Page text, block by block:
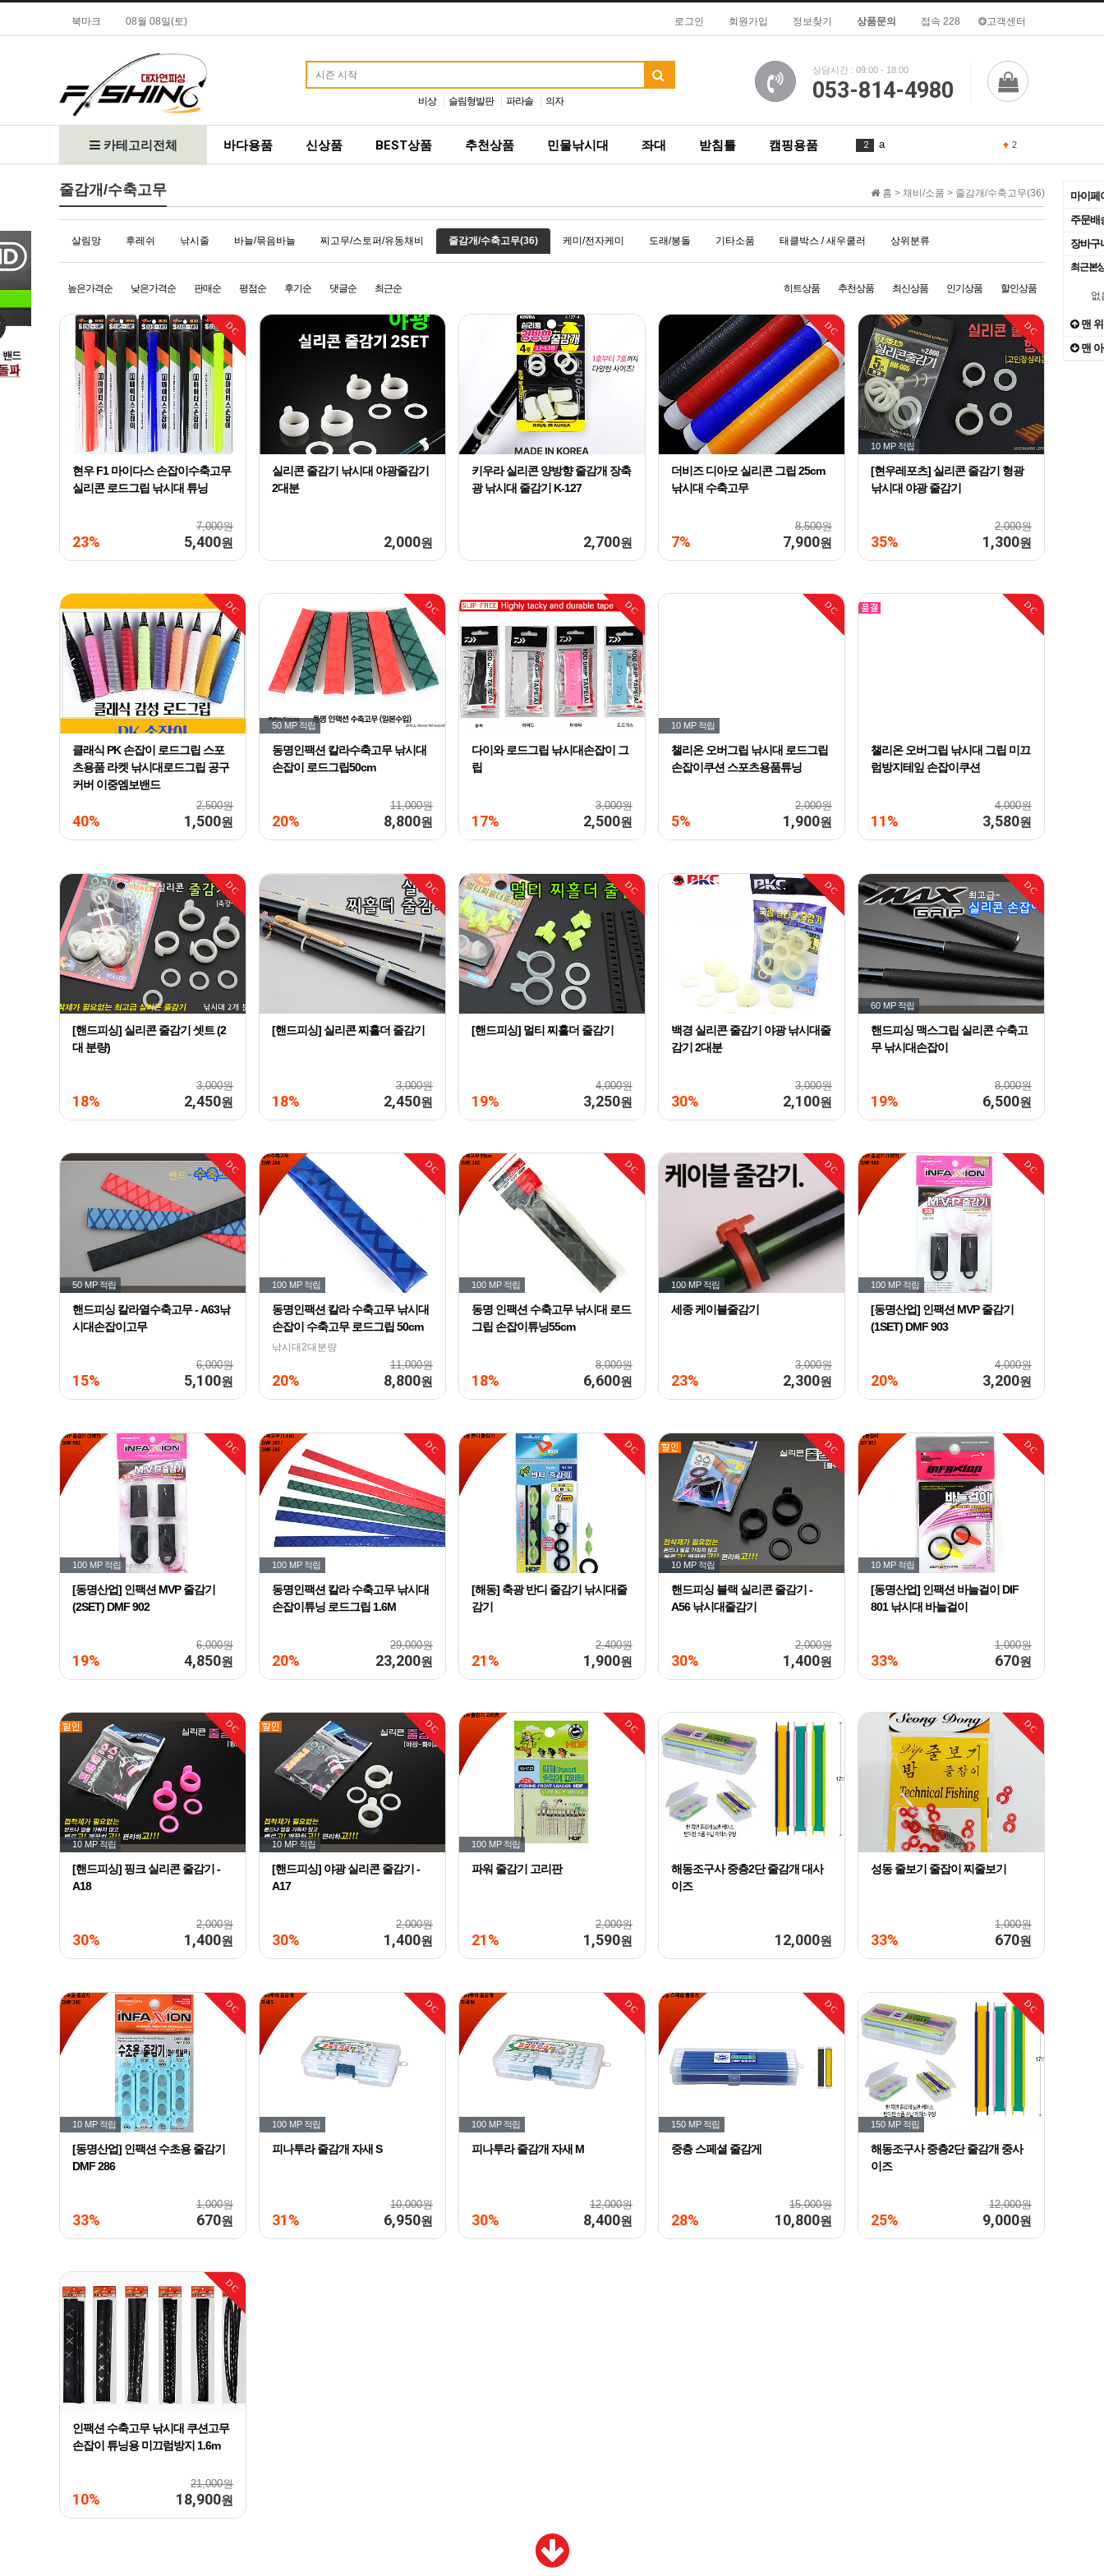
북마크 08월 08일(토) 로그인 회원가입 정보찾기 상품문의 접속 228 고객센터
비상 슬림형발판 파라솔 의자
상담시간 : 09:00 - 18:00
053-814-4980
2
2 a
5
1
6
7 1
8 De
9 What
10 AND
1 The
카테고리전체 바다용품 신상품 BEST상품 추천상품 민물낚시대 좌대 받침틀 캠핑용품
마이페
주문배
장바구
최근본
없
맨
맨
홈 > 채비/소품 > 줄감개/수축고무(36)
줄감개/수축고무
살림망 후레쉬 낚시줄 바늘/묶음바늘 찌고무/스토퍼/유동채비 줄감개/수축고무(36) 케미/전자케미 도래/봉돌 기타소품 태클박스 / 새우쿨러 상위분류
높은가격순 낮은가격순 판매순 평점순 후기순 댓글순 최근순 히트상품 추천상품 최신상품 인기상품 할인상품
DC
현우 F1 마이다스 손잡이수축고무
실리콘 로드그립 낚시대 튜닝
7,000원
23% 5,400원
실리콘 줄감기 낚시대 야광줄감기
2대분
2,000원
키우라 실리콘 양방향 줄감개 장축
광 낚시대 줄감기 K-127
2,700원
DC
더비즈 디아모 실리콘 그립 25cm
낚시대 수축고무
8,500원
7% 7,900원
DC
10 MP 적립
[현우레포츠] 실리콘 줄감기 형광
낚시대 야광 줄감기
2,000원
35% 1,300원
DC
클래식 PK 손잡이 로드그립 스포
츠용품 라켓 낚시대로드그립 공구
커버 이중엠보밴드
2,500원
40% 1,500원
DC
50 MP 적립
동명인팩션 칼라수축고무 낚시대
손잡이 로드그립50cm
11,000원
20% 8,800원
DC
다이와 로드그립 낚시대손잡이 그
립
3,000원
17% 2,500원
DC
10 MP 적립
챌리온 오버그립 낚시대 로드그립
손잡이쿠션 스포츠용품튜닝
2,000원
5% 1,900원
DC
챌리온 오버그립 낚시대 그립 미끄
럼방지테잎 손잡이쿠션
4,000원
11% 3,580원
DC
[핸드피싱] 실리콘 줄감기 셋트 (2
대 분량)
3,000원
18% 2,450원
DC
[핸드피싱] 실리콘 찌홀더 줄감기
3,000원
18% 2,450원
DC
[핸드피싱] 멀티 찌홀더 줄감기
4,000원
19% 3,250원
DC
백경 실리콘 줄감기 야광 낚시대줄
감기 2대분
3,000원
30% 2,100원
DC
60 MP 적립
핸드피싱 맥스그립 실리콘 수축고
무 낚시대손잡이
8,000원
19% 6,500원
DC
50 MP적립
핸드피싱 칼라열수축고무 - A63낚
시대손잡이고무
6,000원
15% 5,100원
DC
100 MP 적립
동명인팩션 칼라 수축고무 낚시대
손잡이 수축고무 로드그립 50cm
낚시대2대분량
11,000원
20% 8,800원
DC
100 MP 적립
동명 인팩션 수축고무 낚시대 로드
그립 손잡이튜닝55cm
8,000원
18% 6,600원
DC
100 MP 적립
세종 케이블줄감기
3,000원
23% 2,300원
DC
100 MP 적립
[동명산업] 인팩션 MVP 줄감기
(1SET) DMF 903
4,000원
20% 3,200원
DC
100 MP 적립
[동명산업] 인팩션 MVP 줄감기
(2SET) DMF 902
6,000원
19% 4,850원
DC
100 MP 적립
동명인팩션 칼라 수축고무 낚시대
손잡이튜닝 로드그립 1.6M
29,000원
20% 23,200원
DC
[해동] 축광 반디 줄감기 낚시대줄
감기
2,400원
21% 1,900원
DC
10 MP 적립
핸드피싱 블랙 실리콘 줄감기 -
A56 낚시대줄감기
2,000원
30% 1,400원
DC
10 MP 적립
[동명산업] 인팩션 바늘걸이 DIF
801 낚시대 바늘걸이
1,000원
33% 670원
DC
10 MP적립
[핸드피싱] 핑크 실리콘 줄감기 -
A18
2,000원
30% 1,400원
DC
10 MP적립
[핸드피싱] 야광 실리콘 줄감기 -
A17
2,000원
30% 1,400원
DC
100 MP 적립
파워 줄감기 고리판
2,000원
21% 1,590원
해동조구사 중층2단 줄감개 대사
이즈
12,000원
DC
성동 줄보기 줄잡이 찌줄보기
1,000원
33% 670원
DC
10 MP 적립
[동명산업] 인팩션 수초용 줄감기
DMF 286
1,000원
33% 670원
DC
100 MP 적립
피나투라 줄감개 자새 S
10,000원
31% 6,950원
DC
100 MP 적립
피나투라 줄감개 자새 M
12,000원
30% 8,400원
DC
150 MP 적립
중층 스페셜 줄감게
15,000원
28% 10,800원
DC
150 MP 적립
해동조구사 중층2단 줄감개 중사
이즈
12,000원
25% 9,000원
DC
인팩션 수축고무 낚시대 쿠션고무
손잡이 튜닝용 미끄럼방지 1.6m
21,000원
10% 18,900원